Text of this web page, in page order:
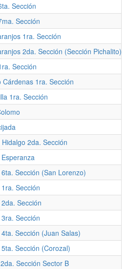
Sección
Sección
1ra. Sección
2da. Sección (Sección Pichalito)
Sección
1ra. Sección
1ra. Sección
2da. Sección
Sección (San Lorenzo)
Sección
Sección
Sección
Sección (Juan Salas)
Sección (Corozal)
Sección Sector B